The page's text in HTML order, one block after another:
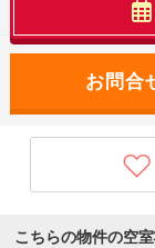
こちらの物件の空